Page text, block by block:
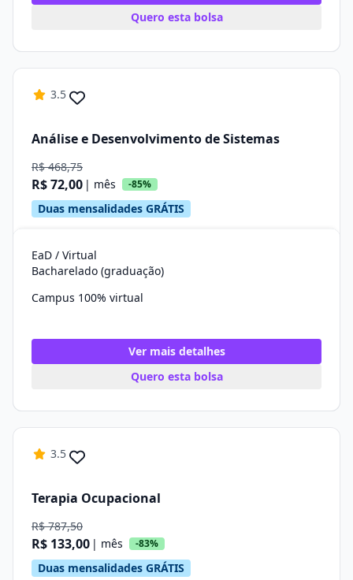
Quero esta bolsa
3.5
Análise e Desenvolvimento de Sistemas
R$ 468,75
R$ 72,00 | mês -85%
Duas mensalidades GRÁTIS
EaD / Virtual
Bacharelado (graduação)
Campus 100% virtual
Ver mais detalhes
Quero esta bolsa
3.5
Terapia Ocupacional
R$ 787,50
R$ 133,00 | mês -83%
Duas mensalidades GRÁTIS